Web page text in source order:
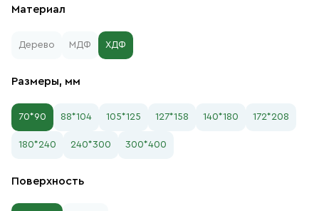
Материал
Дерево МДФ ХДФ
Размеры, мм
70*90 88*104 105*125 127*158 140*180 172*208
180*240 240*300 300*400
Поверхность